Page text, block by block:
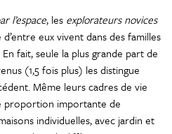
l’espace, les explorateurs novices
eux vivent dans des familles
fait, seule la plus grande part de
(1,5 fois plus) les distingue
Même leurs cadres de vie
proportion importante de
individuelles, avec jardin et